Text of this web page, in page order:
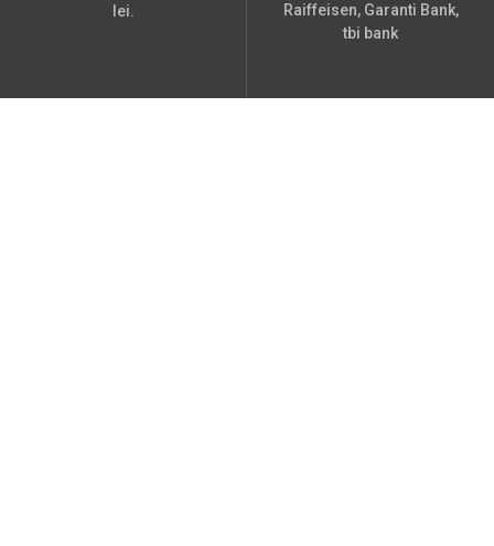
lei.
Raiffeisen, Garanti Bank,
tbi bank